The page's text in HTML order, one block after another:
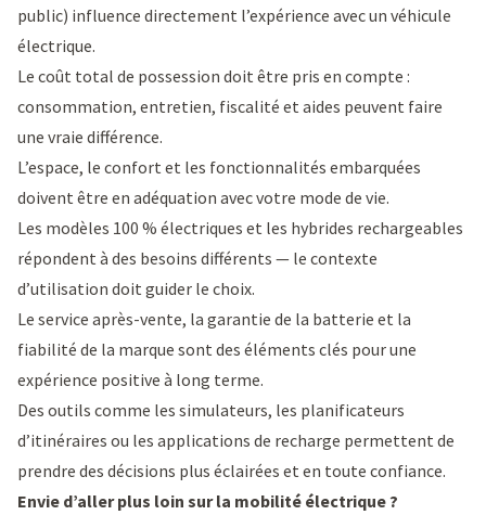
public) influence directement l’expérience avec un véhicule
électrique.
Le coût total de possession doit être pris en compte :
consommation, entretien, fiscalité et aides peuvent faire
une vraie différence.
L’espace, le confort et les fonctionnalités embarquées
doivent être en adéquation avec votre mode de vie.
Les modèles 100 % électriques et les hybrides rechargeables
répondent à des besoins différents — le contexte
d’utilisation doit guider le choix.
Le service après-vente, la garantie de la batterie et la
fiabilité de la marque sont des éléments clés pour une
expérience positive à long terme.
Des outils comme les simulateurs, les planificateurs
d’itinéraires ou les applications de recharge permettent de
prendre des décisions plus éclairées et en toute confiance.
Envie d’aller plus loin sur la mobilité électrique ?